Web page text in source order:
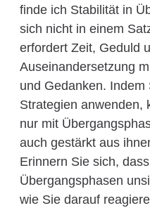
finde ich Stabilität in
sich nicht in einem
erfordert Zeit, Geduld
Auseinandersetzung
und Gedanken.
Strategien anwenden,
nur mit
auch gestärkt aus
Erinnern Sie sich,
Übergangsphasen
wie Sie darauf